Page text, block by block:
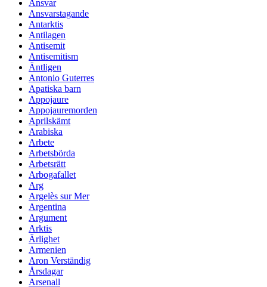
Ansvar
Ansvarstagande
Antarktis
Antilagen
Antisemit
Antisemitism
Äntligen
Antonio Guterres
Apatiska barn
Appojaure
Appojauremorden
Aprilskämt
Arabiska
Arbete
Arbetsbörda
Arbetsrätt
Arbogafallet
Arg
Argelès sur Mer
Argentina
Argument
Arktis
Ärlighet
Armenien
Aron Verständig
Årsdagar
Arsenall